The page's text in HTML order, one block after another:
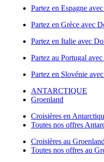
Partez en Espagne
Partez en Grèce avec
Partez en Italie avec
Partez au Portugal
Partez en Slovénie
ANTARCTIQUE
Groenland
Croisières en
Toutes nos offres
Croisières au Groenland
Toutes nos offres au